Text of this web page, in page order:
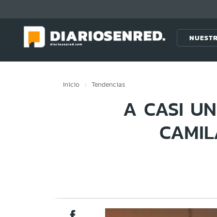
Inicio Tendencias
A CASI